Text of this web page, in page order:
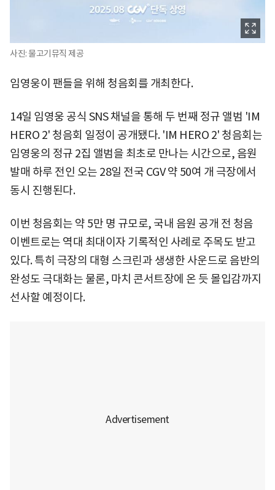
사진: 물고기뮤직 제공
임영웅이 팬들을 위해 청음회를 개최한다.
14일 임영웅 공식 SNS 채널을 통해 두 번째 정규 앨범 'IM
HERO 2' 청음회 일정이 공개됐다. 'IM HERO 2' 청음회는
임영웅의 정규 2집 앨범을 최초로 만나는 시간으로, 음원
발매 하루 전인 오는 28일 전국 CGV 약 50여 개 극장에서
동시 진행된다.
이번 청음회는 약 5만 명 규모로, 국내 음원 공개 전 청음
이벤트로는 역대 최대이자 기록적인 사례로 주목도 받고
있다. 특히 극장의 대형 스크린과 생생한 사운드로 음반의
완성도 극대화는 물론, 마치 콘서트장에 온 듯 몰입감까지
선사할 예정이다.